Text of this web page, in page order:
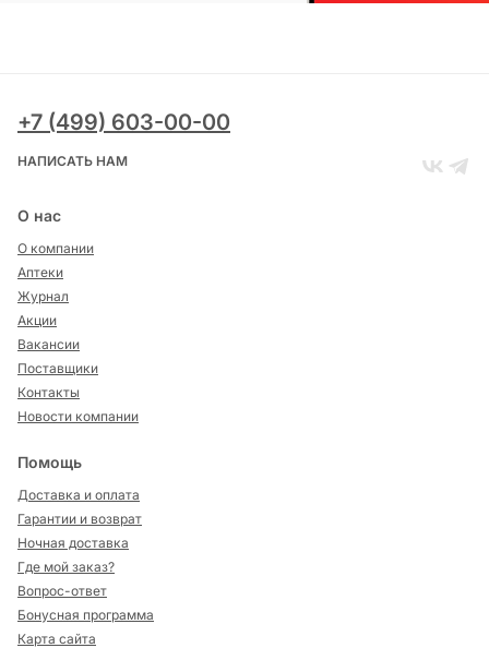
+7 (499) 603-00-00
НАПИСАТЬ НАМ
О нас
О компании
Аптеки
Журнал
Акции
Вакансии
Поставщики
Контакты
Новости компании
Помощь
Доставка и оплата
Гарантии и возврат
Ночная доставка
Где мой заказ?
Вопрос-ответ
Бонусная программа
Карта сайта